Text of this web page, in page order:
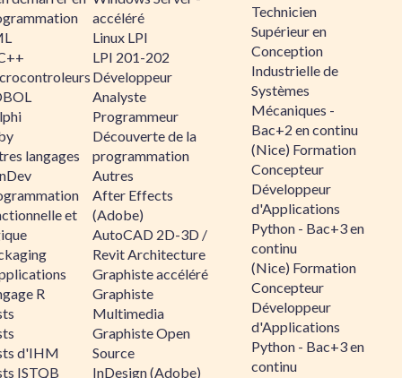
langages
et
R
d'IHM
ISTQB
accéléré
Linux LPI
LPI 201-202
Développeur
Analyste
Programmeur
Découverte de la
programmation
Autres
After Effects
(Adobe)
AutoCAD 2D-3D /
Revit Architecture
Graphiste accéléré
Graphiste
Multimedia
Graphiste Open
Source
InDesign (Adobe)
Technicien
Supérieur en
Conception
Industrielle de
Systèmes
Mécaniques -
Bac+2 en continu
(Nice) Formation
Concepteur
Développeur
d'Applications
Python - Bac+3 en
continu
(Nice) Formation
Concepteur
Développeur
d'Applications
Python - Bac+3 en
continu